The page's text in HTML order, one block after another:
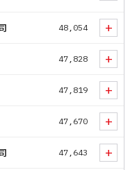
48,054 +
47,828 +
47,819 +
47,670 +
47,643 +